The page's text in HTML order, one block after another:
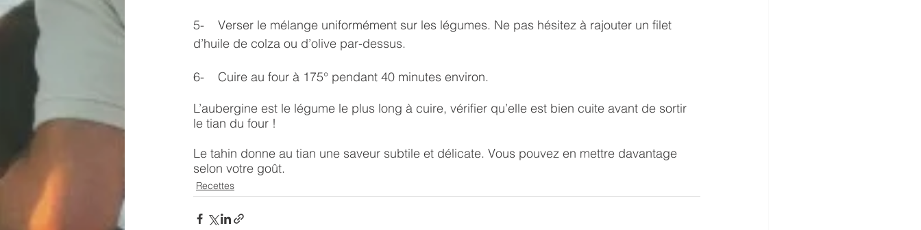
5-    Verser le mélange uniformément sur les légumes. Ne pas hésitez à rajouter un filet
d’huile de colza ou d’olive par-dessus.
6-    Cuire au four à 175° pendant 40 minutes environ.
L’aubergine est le légume le plus long à cuire, vérifier qu’elle est bien cuite avant de sortir
le tian du four !
Le tahin donne au tian une saveur subtile et délicate. Vous pouvez en mettre davantage
selon votre goût.
Recettes